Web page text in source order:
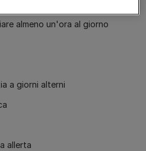
almeno un'ora al giorno
a giorni alterni
allerta